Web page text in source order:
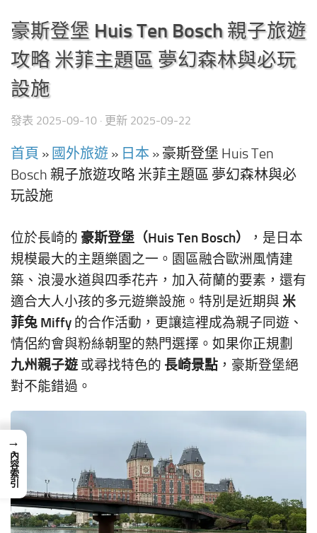
豪斯登堡 Huis Ten Bosch 親子旅遊
攻略 米菲主題區 夢幻森林與必玩
設施
發表 2025-09-10 · 更新 2025-09-22
首頁 » 國外旅遊 » 日本 » 豪斯登堡 Huis Ten
Bosch 親子旅遊攻略 米菲主題區 夢幻森林與必
玩設施
位於長崎的 豪斯登堡（Huis Ten Bosch）
，是日本
規模最大的主題樂園之一。園區融合歐洲風情建
築、浪漫水道與四季花卉，加入荷蘭的要素，還有
適合大人小孩的多元遊樂設施。特別是近期與 米
菲兔 Miffy 的合作活動，更讓這裡成為親子同遊、
情侶約會與粉絲朝聖的熱門選擇。如果你正規劃
九州親子遊或尋找特色的 長崎景點 ，豪斯登堡絕
對不能錯過。
→
內容索引